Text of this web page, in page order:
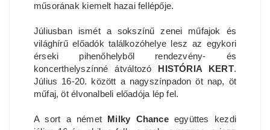
műsorának kiemelt hazai fellépője.
Júliusban ismét a sokszínű zenei műfajok és
világhírű előadók találkozóhelye lesz az egykori
érseki pihenőhelyből rendezvény- és
koncerthelyszínné átváltozó HISTÓRIA KERT.
Július 16-20. között a nagyszínpadon öt nap, öt
műfaj, öt élvonalbeli előadója lép fel.
A sort a német Milky Chanceegyüttes kezdi